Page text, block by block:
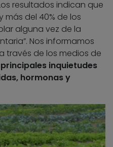
resultados indican que
más del 40% de los
alguna vez de la
Nos informamos
través de los medios de
inquietudes
hormonas y